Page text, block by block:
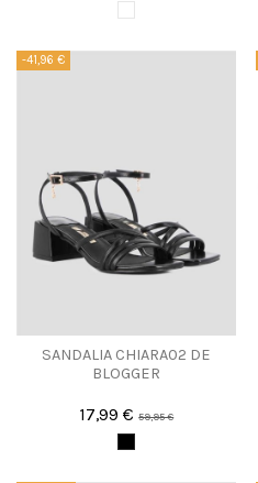
-41,96 €
SANDALIA CHIARA02 DE
BLOGGER
17,99 €59,95 €